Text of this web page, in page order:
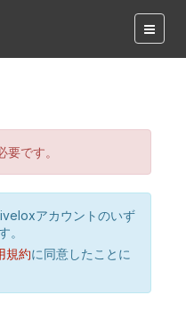
です。
アカウントのいず
。
規約に同意したことに